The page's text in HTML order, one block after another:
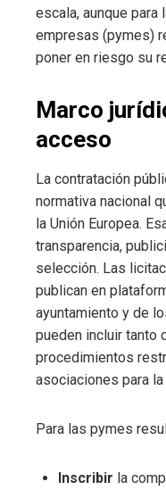
escala, aunque para
empresas (pymes)
poner en riesgo su
Marco
acceso
La contratación
normativa nacional
la Unión Europea.
transparencia,
selección. Las
publican en
ayuntamiento y de
pueden incluir tanto
procedimientos
asociaciones para la
Para las pymes
Inscribir la